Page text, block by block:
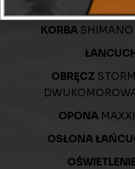
KIEROWNICASTORM
KORBA
OBRĘCZ
OPONA
OSŁONA